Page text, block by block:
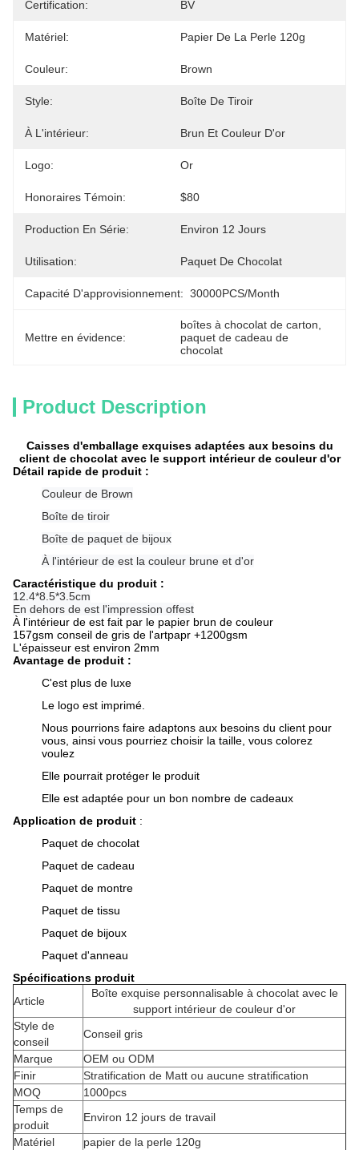
Certification: BV
Matériel: Papier De La Perle 120g
Couleur: Brown
Style: Boîte De Tiroir
À L'intérieur: Brun Et Couleur D'or
Logo: Or
Honoraires Témoin: $80
Production En Série: Environ 12 Jours
Utilisation: Paquet De Chocolat
Capacité D'approvisionnement: 30000PCS/Month
Mettre en évidence:
boîtes à chocolat de carton
paquet de cadeau de
chocolat
Product Description
Caisses d'emballage exquises adaptées aux besoins du
client de chocolat avec le support intérieur de couleur d'or
Détail rapide de produit :
Couleur de Brown
Boîte de tiroir
Boîte de paquet de bijoux
À l'intérieur de est la couleur brune et d'or
Caractéristique du produit :
12.4*8.5*3.5cm
En dehors de est l'impression offest
À l'intérieur de est fait par le papier brun de couleur
157gsm conseil de gris de l'artpapr +1200gsm
L'épaisseur est environ 2mm
Avantage de produit :
C'est plus de luxe
Le logo est imprimé.
Nous pourrions faire adaptons aux besoins du client pour
vous, ainsi vous pourriez choisir la taille, vous colorez
voulez
Elle pourrait protéger le produit
Elle est adaptée pour un bon nombre de cadeaux
Application de produit :
Paquet de chocolat
Paquet de cadeau
Paquet de montre
Paquet de tissu
Paquet de bijoux
Paquet d'anneau
Spécifications produit
Article
Boîte exquise personnalisable à chocolat avec le
support intérieur de couleur d'or
Style de
conseil
Conseil gris
Marque
OEM ou ODM
Finir
Stratification de Matt ou aucune stratification
MOQ
1000pcs
Temps de
produit
Environ 12 jours de travail
Matériel
papier de la perle 120g